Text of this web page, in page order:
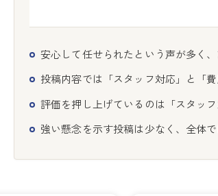
安心して任せられたという声が多く
投稿内容では「スタッフ対応」と「
評価を押し上げているのは「スタッ
強い懸念を示す投稿は少なく、全体